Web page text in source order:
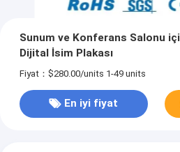
Sunum ve Konferans Salonu
Dijital İsim Plakası
Fiyat：$280.00/units 1-49 units
En iyi fiyat